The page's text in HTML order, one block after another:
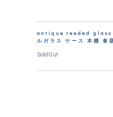
antique reeded glass
ルガラス ケース 本棚 食
SoldOut